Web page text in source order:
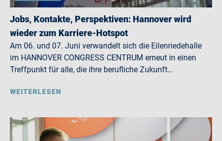
Jobs, Kontakte, Perspektiven: Hannover wird
wieder zum Karriere-Hotspot
Am 06. und 07. Juni verwandelt sich die Eilenriedehalle
im HANNOVER CONGRESS CENTRUM erneut in einen
Treffpunkt für alle, die ihre berufliche Zukunft…
WEITERLESEN